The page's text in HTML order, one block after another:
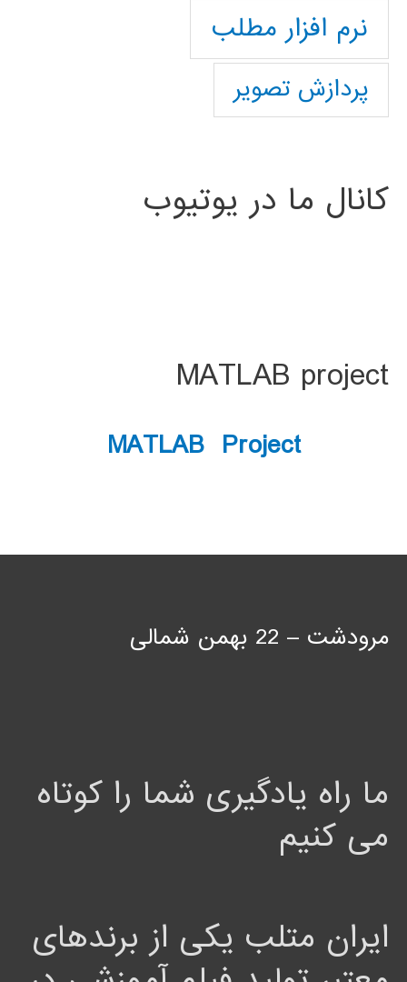
نرم افزار مطلب
پردازش تصویر
کانال ما در یوتیوب
MATLAB project
MATLAB Project
مرودشت – 22 بهمن شمالی
ما راه یادگیری شما را کوتاه
می کنیم
ایران متلب یکی از برندهای
معتبر تولید فیلم آموزشی در